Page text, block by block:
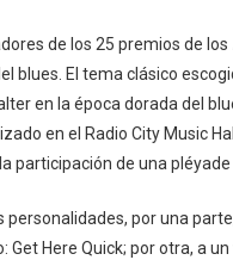
de los 25 premios de los
blues. El tema clásico
en la época dorada del
en el Radio City Music
participación de una
personalidades, por una
Get Here Quick; por otra, a